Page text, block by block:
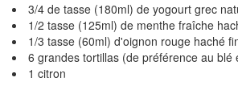
3/4 de tasse (180ml) de yogourt grec
1/2 tasse (125ml) de menthe fraîche
1/3 tasse (60ml) d'oignon rouge haché
6 grandes tortillas (de préférence au blé
1 citron